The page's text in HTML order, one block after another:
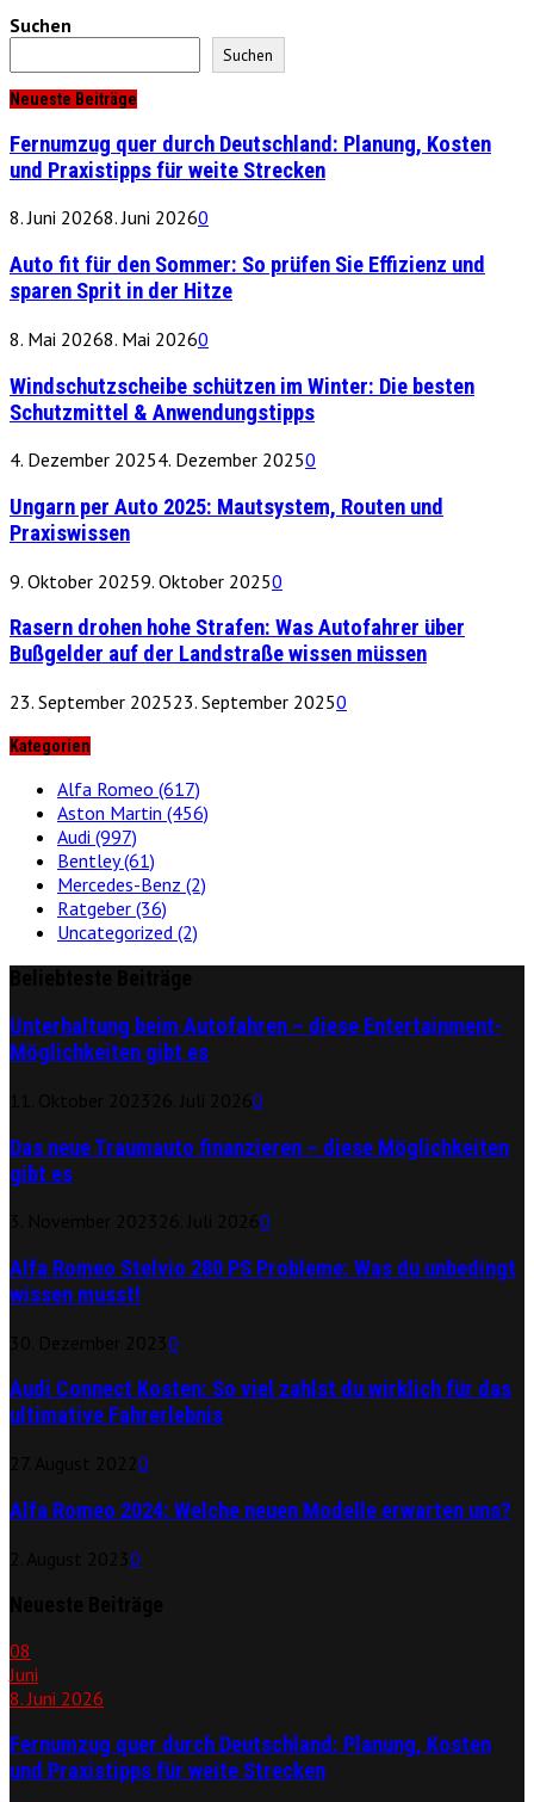
Suchen
Suchen
Neueste Beiträge
Fernumzug quer durch Deutschland: Planung, Kosten
und Praxistipps für weite Strecken
8. Juni 20268. Juni 20260
Auto fit für den Sommer: So prüfen Sie Effizienz und
sparen Sprit in der Hitze
8. Mai 20268. Mai 20260
Windschutzscheibe schützen im Winter: Die besten
Schutzmittel & Anwendungstipps
4. Dezember 20254. Dezember 20250
Ungarn per Auto 2025: Mautsystem, Routen und
Praxiswissen
9. Oktober 20259. Oktober 20250
Rasern drohen hohe Strafen: Was Autofahrer über
Bußgelder auf der Landstraße wissen müssen
23. September 202523. September 20250
Kategorien
Alfa Romeo (617)
Aston Martin (456)
Audi (997)
Bentley(61)
Mercedes-Benz (2)
Ratgeber (36)
Uncategorized (2)
Unterhaltung beim Autofahren – diese Entertainment-
Möglichkeiten gibt es
0
Das neue Traumauto finanzieren – diese Möglichkeiten
gibt es
0
Alfa Romeo Stelvio 280 PS Probleme: Was du unbedingt
wissen musst!
0
Audi Connect Kosten: So viel zahlst du wirklich für das
ultimative Fahrerlebnis
0
Alfa Romeo 2024: Welche neuen Modelle erwarten uns?
0
08
Juni
8. Juni 2026
Fernumzug quer durch Deutschland: Planung, Kosten
und Praxistipps für weite Strecken